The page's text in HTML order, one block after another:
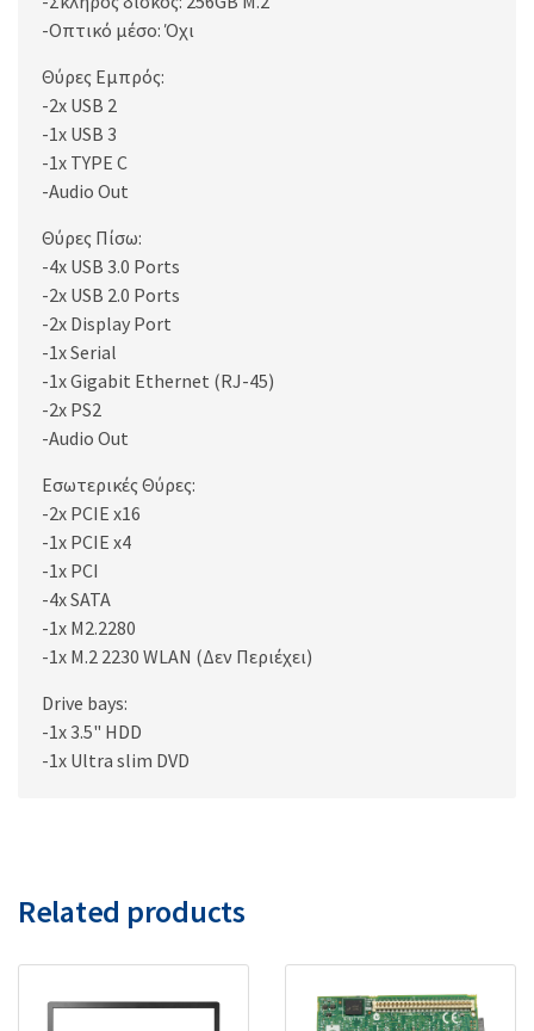
-Οπτικό μέσο: Όχι
Θύρες Εμπρός:
-2x USB 2
-1x USB 3
-1x TYPE C
-Audio Out
Θύρες Πίσω:
-4x USB 3.0 Ports
-2x USB 2.0 Ports
-2x Display Port
-1x Serial
-1x Gigabit Ethernet (RJ-45)
-2x PS2
-Audio Out
Εσωτερικές Θύρες:
-2x PCIE x16
-1x PCIE x4
-1x PCI
-4x SATA
-1x M2.2280
-1x M.2 2230 WLAN (Δεν Περιέχει)
Drive bays:
-1x 3.5" HDD
-1x Ultra slim DVD
Related products